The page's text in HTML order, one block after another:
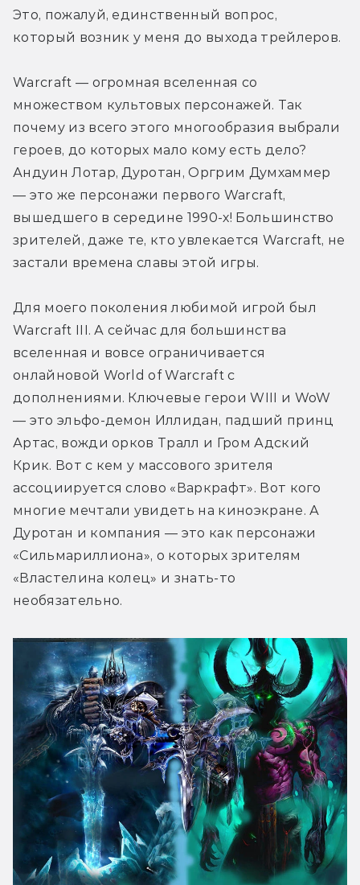
Это, пожалуй, единственный вопрос,
который возник у меня до выхода трейлеров.
Warcraft — огромная вселенная со
множеством культовых персонажей. Так
почему из всего этого многообразия выбрали
героев, до которых мало кому есть дело?
Андуин Лотар, Дуротан, Оргрим Думхаммер
— это же персонажи первого Warсraft,
вышедшего в середине 1990-х! Большинство
зрителей, даже те, кто увлекается Warсraft, не
застали времена славы этой игры.
Для моего поколения любимой игрой был
Warсraft III. А сейчас для большинства
вселенная и вовсе ограничивается
онлайновой World of Warcraft с
дополнениями. Ключевые герои WIII и WoW
— это эльфо-демон Иллидан, падший принц
Артас, вожди орков Тралл и Гром Адский
Крик. Вот с кем у массового зрителя
ассоциируется слово «Варкрафт». Вот кого
многие мечтали увидеть на киноэкране. А
Дуротан и компания — это как персонажи
«Сильмариллиона», о которых зрителям
«Властелина колец» и знать-то
необязательно.